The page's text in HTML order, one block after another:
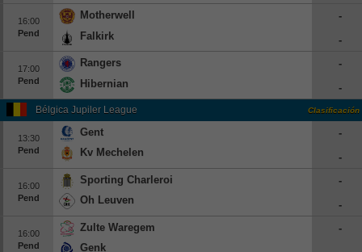
16:00
Pend
Motherwell
Falkirk
-
-
17:00
Pend
Rangers
Hibernian
-
-
Bélgica Jupiler League Clasificación
13:30
Pend
Gent
Kv Mechelen
-
-
16:00
Pend
Sporting Charleroi
Oh Leuven
-
-
16:00
Pend
Zulte Waregem
Genk
-